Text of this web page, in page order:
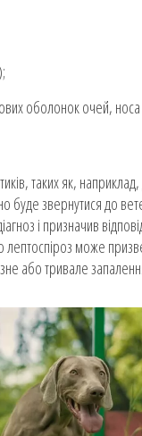
оболонок очей, носа
таких як,
буде звернутися до
і призначив
лептоспіроз може
або тривале